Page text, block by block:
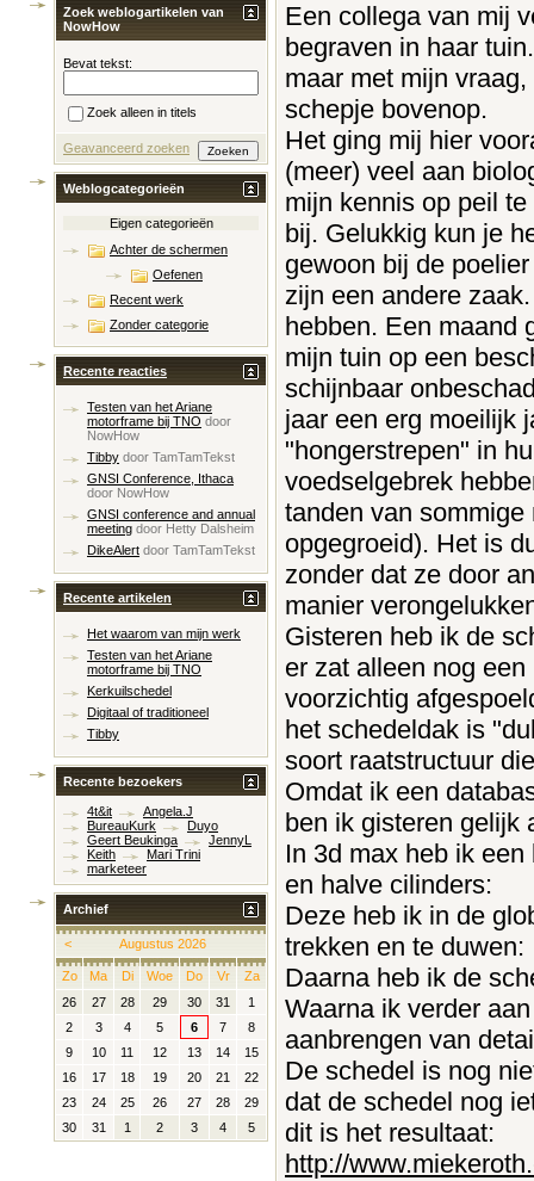
Een collega van mij
begraven in haar
maar met mijn
schepje bovenop.
Het ging mij hier
(meer) veel aan
mijn kennis op peil
bij. Gelukkig kun je
gewoon bij de
zijn een andere
hebben. Een maand
mijn tuin op een
schijnbaar
jaar een erg moeilijk
"hongerstrepen" in
voedselgebrek
tanden van
opgegroeid). Het is
zonder dat ze door
manier
Gisteren heb ik de
er zat alleen nog
voorzichtig
het schedeldak is
soort raatstructuur
Omdat ik een
ben ik gisteren gelijk
In 3d max heb ik
en halve cilinders:
Deze heb ik in de
trekken en te duwen:
Daarna heb ik de
Waarna ik verder
aanbrengen van
De schedel is nog
dat de schedel nog
dit is het resultaat:
http://
Zoek weblogartikelen van
NowHow
Bevat tekst:
Zoek alleen in titels
Geavanceerd zoeken
Weblogcategorieën
Eigen categorieën
Achter de schermen
Oefenen
Recent werk
Zonder categorie
Recente reacties
Testen van het Ariane
motorframe bij TNO door
NowHow
Tibby door TamTamTekst
GNSI Conference, Ithaca
door NowHow
GNSI conference and annual
meeting door Hetty Dalsheim
DikeAlert door TamTamTekst
Recente artikelen
Het waarom van mijn werk
Testen van het Ariane
motorframe bij TNO
Kerkuilschedel
Digitaal of traditioneel
Tibby
Recente bezoekers
4t&it
Angela.J
BureauKurk
Duyo
Geert Beukinga
JennyL
Keith
Mari Trini
marketeer
Archief
< Augustus 2026
Zo Ma Di Woe Do Vr
Za
26
27 28 29 30 31
1
2
3 4 5 6 7
8
9
10 11 12 13 14
15
16
17 18 19 20 21
22
23
24 25 26 27 28
29
30
31 1 2 3 4 5